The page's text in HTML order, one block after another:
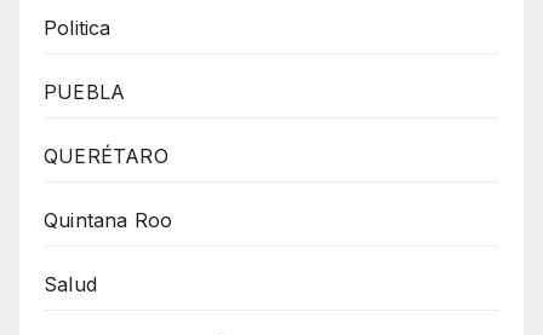
Politica
PUEBLA
QUERÉTARO
Quintana Roo
Salud